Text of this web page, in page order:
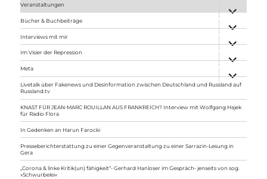
Veranstaltungen
anzeigen
Bücher & Buchbeiträge
anzeigen
Interviews mit mir
anzeigen
Im Visier der Repression
anzeigen
Meta
anzeigen
Livetalk über Fakenews und Desinformation zwischen Deutschland und Russland auf
Russland.tv
KNAST FÜR JEAN-MARC ROUILLAN AUS FRANKREICH? Interview mit Wolfgang Hajek
für Radio Flora
In Gedenken an Harun Farocki
Presseberichterstattung zu einer Gegenveranstaltung zu einer Sarrazin-Lesung in
Gera
„Corona & linke Kritik(un) fähigkeit“- Gerhard Hanloser im Gespräch- jenseits von sog.
»Schwurbelei«